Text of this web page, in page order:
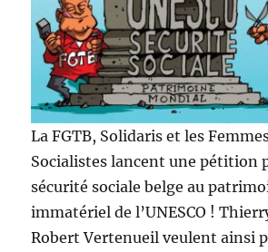
La FGTB, Solidaris et les
Socialistes lancent une pétition
sécurité sociale belge au
immatériel de l’UNESCO !
Robert Vertenueil veulent ainsi